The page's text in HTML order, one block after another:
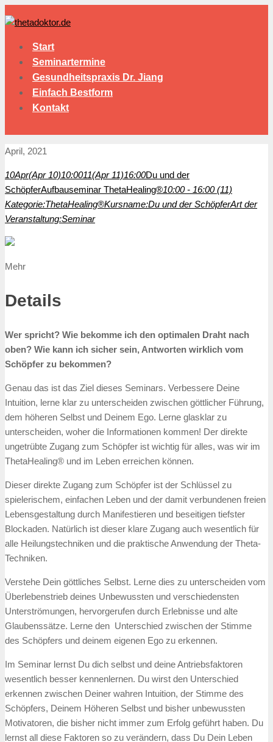
Start
Seminartermine
Gesundheitspraxis Dr. Jiang
Einfach Bestform
Kontakt
April, 2021
10Apr(Apr 10)10:0011(Apr 11)16:00Du und der
SchöpferAufbauseminar ThetaHealing®10:00 - 16:00 (11)
Kategorie:ThetaHealing®Kursname:Du und der SchöpferArt der
Veranstaltung:Seminar
Mehr
Details
Wer spricht? Wie bekomme ich den optimalen Draht nach
oben? Wie kann ich sicher sein, Antworten wirklich vom
Schöpfer zu bekommen?
Genau das ist das Ziel dieses Seminars. Verbessere Deine
Intuition, lerne klar zu unterscheiden zwischen göttlicher Führung,
dem höheren Selbst und Deinem Ego. Lerne glasklar zu
unterscheiden, woher die Informationen kommen! Der direkte
ungetrübte Zugang zum Schöpfer ist wichtig für alles, was wir im
ThetaHealing® und im Leben erreichen können.
Dieser direkte Zugang zum Schöpfer ist der Schlüssel zu
spielerischem, einfachen Leben und der damit verbundenen freien
Lebensgestaltung durch Manifestieren und beseitigen tiefster
Blockaden. Natürlich ist dieser klare Zugang auch wesentlich für
alle Heilungstechniken und die praktische Anwendung der Theta-
Techniken.
Verstehe Dein göttliches Selbst. Lerne dies zu unterscheiden vom
Überlebenstrieb deines Unbewussten und verschiedensten
Unterströmungen, hervorgerufen durch Erlebnisse und alte
Glaubenssätze. Lerne den Unterschied zwischen der Stimme
des Schöpfers und deinem eigenen Ego zu erkennen.
Im Seminar lernst Du dich selbst und deine Antriebsfaktoren
wesentlich besser kennenlernen. Du wirst den Unterschied
erkennen zwischen Deiner wahren Intuition, der Stimme des
Schöpfers, Deinem Höheren Selbst und bisher unbewussten
Motivatoren, die bisher nicht immer zum Erfolg geführt haben. Du
lernst all diese Faktoren so zu verändern, dass Du Dein Leben